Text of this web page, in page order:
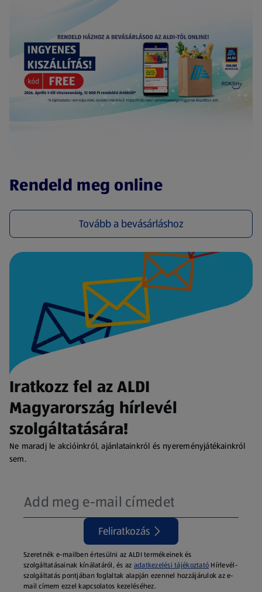
Rendeld meg online
Tovább a bevásárláshoz
(új oldalon nyílik meg)
Iratkozz fel az ALDI
Magyarország hírlevél
szolgáltatására!
Ne maradj le akcióinkról, ajánlatainkról és nyereményjátékainkról
sem.
Feliratkozás
Szeretnék e-mailben értesülni az ALDI termékeinek és
szolgáltatásainak kínálatáról, és az adatkezelési tájékoztató Hírlevél-
szolgáltatás pontjában foglaltak alapján ezennel hozzájárulok az e-
mail címem ezzel kapcsolatos kezeléséhez.